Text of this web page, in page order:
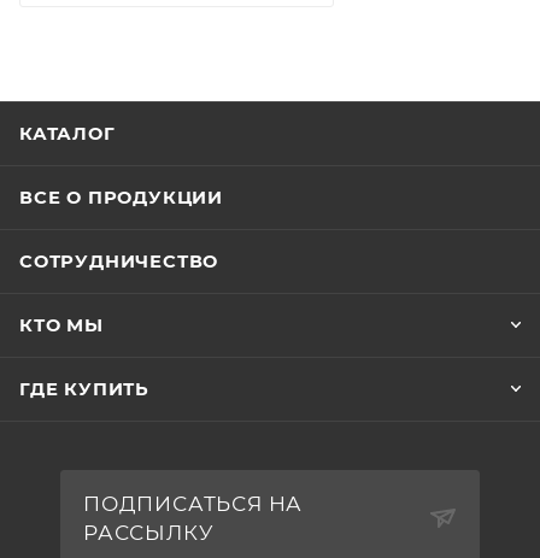
КАТАЛОГ
ВСЕ О ПРОДУКЦИИ
СОТРУДНИЧЕСТВО
КТО МЫ
ГДЕ КУПИТЬ
ПОДПИСАТЬСЯ НА
РАССЫЛКУ